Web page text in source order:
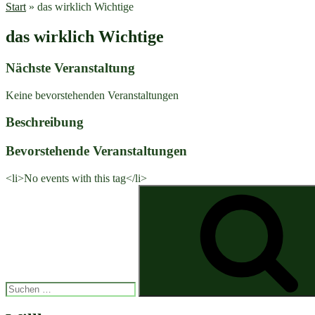
Start » das wirklich Wichtige
das wirklich Wichtige
Nächste Veranstaltung
Keine bevorstehenden Veranstaltungen
Beschreibung
Bevorstehende Veranstaltungen
<li>No events with this tag</li>